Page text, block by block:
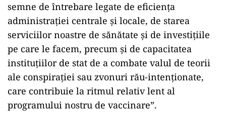
semne de întrebare legate de eficienţa
administraţiei centrale şi locale, de starea
serviciilor noastre de sănătate şi de investiţiile
pe care le facem, precum şi de capacitatea
instituţiilor de stat de a combate valul de teorii
ale conspiraţiei sau zvonuri rău-intenţionate,
care contribuie la ritmul relativ lent al
programului nostru de vaccinare”.